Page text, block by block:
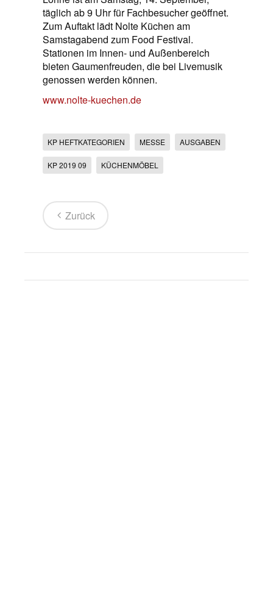
täglich ab 9 Uhr für Fachbesucher geöffnet.
Zum Auftakt lädt Nolte Küchen am
Samstagabend zum Food Festival.
Stationen im Innen- und Außenbereich
bieten Gaumenfreuden, die bei Livemusik
genossen werden können.
www.nolte-kuechen.de
KP HEFTKATEGORIEN MESSE AUSGABEN
KP 2019 09 KÜCHENMÖBEL
Zurück